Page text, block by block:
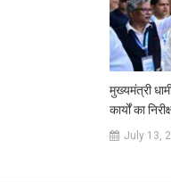
मुख्यमंत्री
कार्यों का
July 13,